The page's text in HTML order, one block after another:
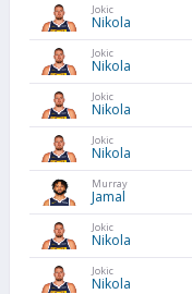
Jokic
Nikola
Jokic
Nikola
Jokic
Nikola
Jokic
Nikola
Murray
Jamal
Jokic
Nikola
Jokic
Nikola